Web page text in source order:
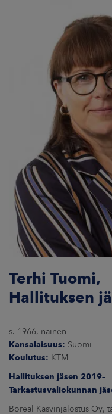
Terhi Tuomi,
Hallituksen
s. 1966, nainen
Kansalaisuus: Suomi
Koulutus: KTM
Hallituksen jäsen 2019–
Tarkastusvaliokunnan
Boreal Kasvinjalostus Oy,